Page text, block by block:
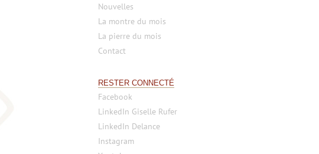
Nouvelles
La montre du mois
La pierre du mois
Contact
RESTER CONNECTÉ
Facebook
LinkedIn Giselle Rufer
LinkedIn Delance
Instagram